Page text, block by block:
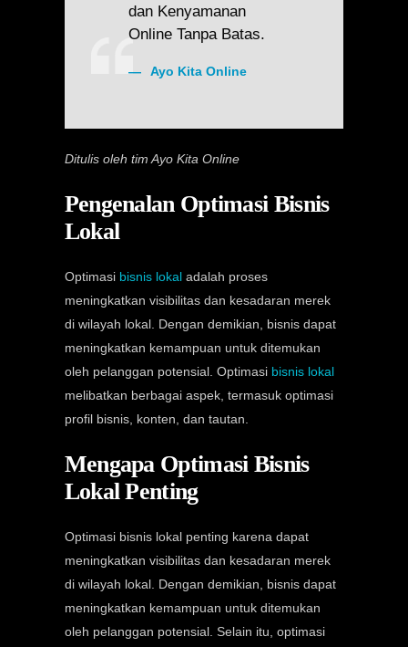
dan Kenyamanan
Online Tanpa Batas.
Ayo Kita Online
Ditulis oleh tim Ayo Kita Online
Pengenalan Optimasi Bisnis
Lokal
Optimasi bisnis lokaladalah proses
meningkatkan visibilitas dan kesadaran merek
di wilayah lokal. Dengan demikian, bisnis dapat
meningkatkan kemampuan untuk ditemukan
oleh pelanggan potensial. Optimasi bisnis lokal
melibatkan berbagai aspek, termasuk optimasi
profil bisnis, konten, dan tautan.
Mengapa Optimasi Bisnis
Lokal Penting
Optimasi bisnis lokal penting karena dapat
meningkatkan visibilitas dan kesadaran merek
di wilayah lokal. Dengan demikian, bisnis dapat
meningkatkan kemampuan untuk ditemukan
oleh pelanggan potensial. Selain itu, optimasi